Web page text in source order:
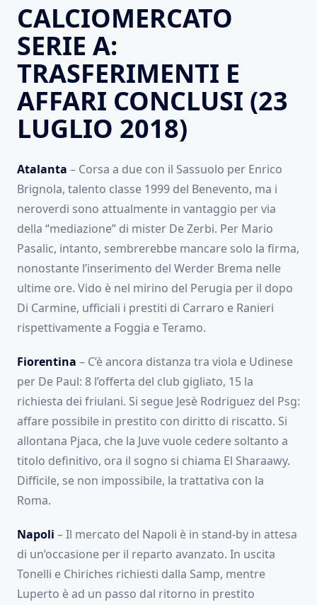
CALCIOMERCATO
SERIE A:
TRASFERIMENTI E
AFFARI CONCLUSI (23
LUGLIO 2018)
Atalanta – Corsa a due con il Sassuolo per Enrico
Brignola, talento classe 1999 del Benevento, ma i
neroverdi sono attualmente in vantaggio per via
della “mediazione” di mister De Zerbi. Per Mario
Pasalic, intanto, sembrerebbe mancare solo la firma,
nonostante l’inserimento del Werder Brema nelle
ultime ore. Vido è nel mirino del Perugia per il dopo
Di Carmine, ufficiali i prestiti di Carraro e Ranieri
rispettivamente a Foggia e Teramo.
Fiorentina – C’è ancora distanza tra viola e Udinese
per De Paul: 8 l’offerta del club gigliato, 15 la
richiesta dei friulani. Si segue Jesè Rodriguez del Psg:
affare possibile in prestito con diritto di riscatto. Si
allontana Pjaca, che la Juve vuole cedere soltanto a
titolo definitivo, ora il sogno si chiama El Sharaawy.
Difficile, se non impossibile, la trattativa con la
Roma.
Napoli – Il mercato del Napoli è in stand-by in attesa
di un’occasione per il reparto avanzato. In uscita
Tonelli e Chiriches richiesti dalla Samp, mentre
Luperto è ad un passo dal ritorno in prestito